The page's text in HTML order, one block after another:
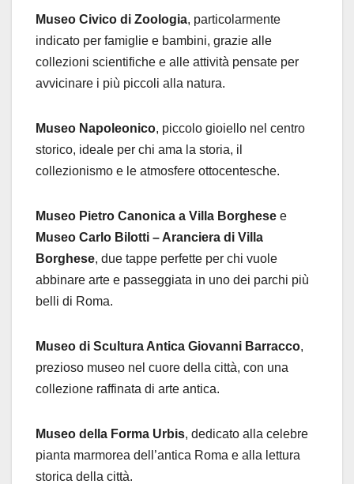
Museo Civico di Zoologia, particolarmente
indicato per famiglie e bambini, grazie alle
collezioni scientifiche e alle attività pensate per
avvicinare i più piccoli alla natura.
Museo Napoleonico, piccolo gioiello nel centro
storico, ideale per chi ama la storia, il
collezionismo e le atmosfere ottocentesche.
Museo Pietro Canonica a Villa Borghese e
Museo Carlo Bilotti – Aranciera di Villa
Borghese, due tappe perfette per chi vuole
abbinare arte e passeggiata in uno dei parchi più
belli di Roma.
Museo di Scultura Antica Giovanni Barracco,
prezioso museo nel cuore della città, con una
collezione raffinata di arte antica.
Museo della Forma Urbis, dedicato alla celebre
pianta marmorea dell’antica Roma e alla lettura
storica della città.